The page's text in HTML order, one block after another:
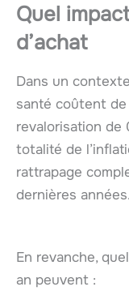
Quel
d’achat
Dans un
santé coûtent
revalorisation de
totalité de
rattrapage
dernières années.
En revanche,
an peuvent :